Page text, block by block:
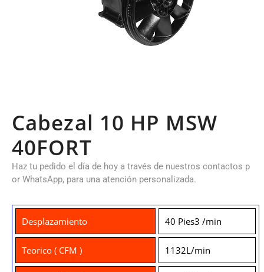
Cabezal 10 HP MSW
40FORT
Haz tu pedido el día de hoy a través de nuestros contactos p
or WhatsApp, para una atención personalizada.
Desplazamiento 40 Pies3 /min
Teorico ( CFM ) 1132L/min